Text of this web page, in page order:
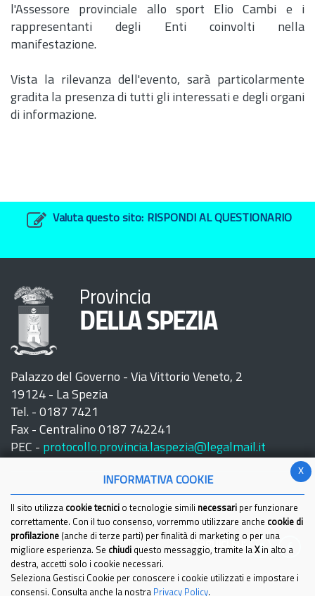
l'Assessore provinciale allo sport Elio Cambi e i
rappresentanti degli Enti coinvolti nella
manifestazione.
Vista la rilevanza dell'evento, sarà particolarmente
gradita la presenza di tutti gli interessati e degli organi
di informazione.
Valuta questo sito: RISPONDI AL QUESTIONARIO
Provincia
DELLA SPEZIA
Palazzo del Governo - Via Vittorio Veneto, 2
19124 - La Spezia
Tel. - 0187 7421
Fax - Centralino 0187 742241
PEC - protocollo.provincia.laspezia@legalmail.it
Seguici su:
x
INFORMATIVA COOKIE
Il sito utilizza cookie tecnici o tecnologie simili necessari per funzionare
correttamente. Con il tuo consenso, vorremmo utilizzare anche cookie di
profilazione (anche di terze parti) per finalità di marketing o per una
migliore esperienza. Se chiudi questo messaggio, tramite la Xin alto a
destra, accetti solo i cookie necessari.
Seleziona Gestisci Cookie per conoscere i cookie utilizzati e impostare i
consensi. Consulta anche la nostra Privacy Policy.